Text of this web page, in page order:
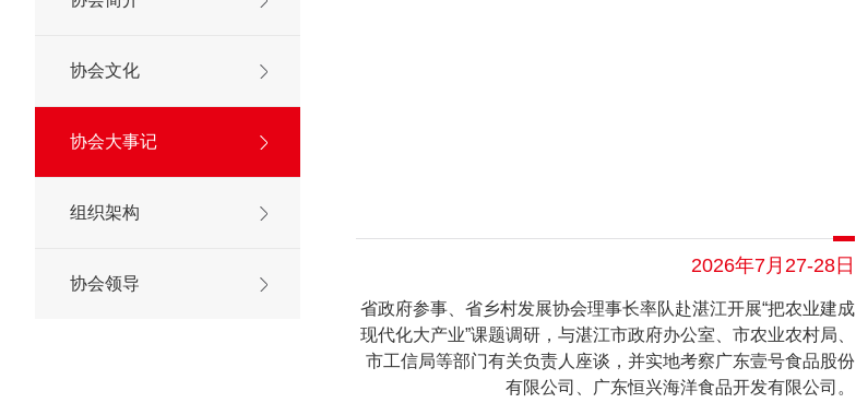
协会文化
协会大事记
组织架构
协会领导
2026年7月27-28日
省政府参事、省乡村发展协会理事长率队赴湛江开展“把农业建成
现代化大产业”课题调研，与湛江市政府办公室、市农业农村局、
市工信局等部门有关负责人座谈，并实地考察广东壹号食品股份
有限公司、广东恒兴海洋食品开发有限公司。